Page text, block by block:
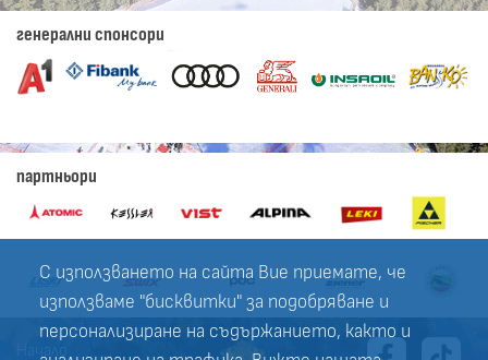
С използването на сайта Вие приемате, че
използваме "бисквитки" за подобряване и
персонализиране на съдържанието, както и
генерални спонсори
партньори